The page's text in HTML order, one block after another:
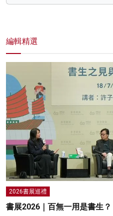
編輯精選
2026書展巡禮
書展2026｜百無一用是書生？